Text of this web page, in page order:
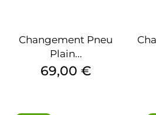
Changement Pneu
Plain...
Prix
69,00 €